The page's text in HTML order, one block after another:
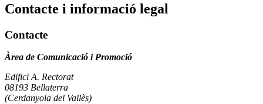
Contacte i informació legal
Contacte
Àrea de Comunicació i Promoció
Edifici A. Rectorat
08193 Bellaterra
(Cerdanyola del Vallès)